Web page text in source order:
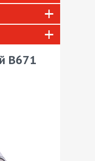
B671